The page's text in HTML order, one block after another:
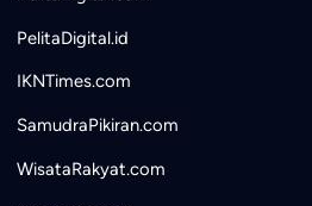
PelitaDigital.id
IKNTimes.com
SamudraPikiran.com
WisataRakyat.com